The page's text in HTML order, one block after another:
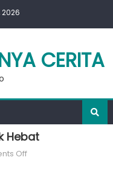
CERITA
Hebat
Offon